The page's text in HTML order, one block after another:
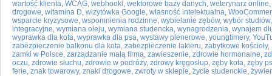
wartość klienta, WCAG, webhooki, wektorowe bazy danych, weterynarz online,
drogowe, witamina D, wizytówka Google, własność intelektualna,
wsparcie kryzysowe, wspomnienia rodzinne, wybielanie zębów, wybór studiów
integracyjne, wymiana oleju, wymiana studencka, wynagrodzenia, wynajem
wyprawka dla kota, wyprawka dla psa, wystawy plenerowe, youngtimery,
zabezpieczenie balkonu dla kota, zabezpieczenie lakieru, zabytkowe kościoły,
zamki w Polsce, zarządzanie małą firmą, zawieszenie, zdrowie hormonalne,
oczu, zdrowie słuchu, zdrowie w podróży, zdrowy kręgosłup, zęby kota, zęby
ferie, znak towarowy, znaki drogowe, zwroty w sklepie, życie studenckie,